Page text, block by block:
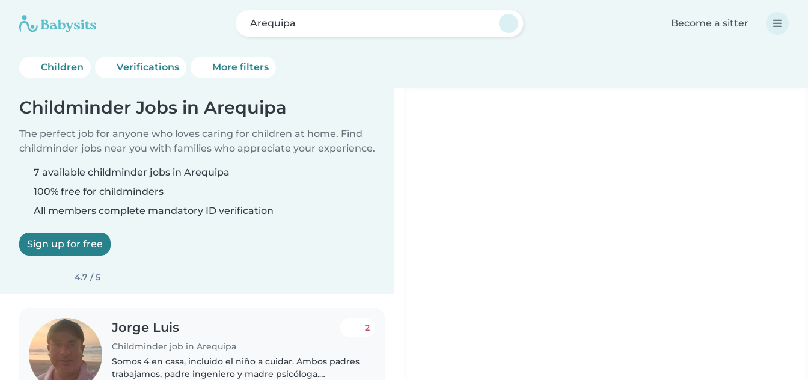
Arequipa Become a sitter
Children Verifications More filters
Childminder Jobs in Arequipa
The perfect job for anyone who loves caring for children at home. Find
childminder jobs near you with families who appreciate your experience.
7 available childminder jobs in Arequipa
100% free for childminders
All members complete mandatory ID verification
Sign up for free
4.7 / 5
Jorge Luis
Childminder job in Arequipa
2
Somos 4 en casa, incluido el niño a cuidar. Ambos padres
trabajamos, padre ingeniero y madre psicóloga.